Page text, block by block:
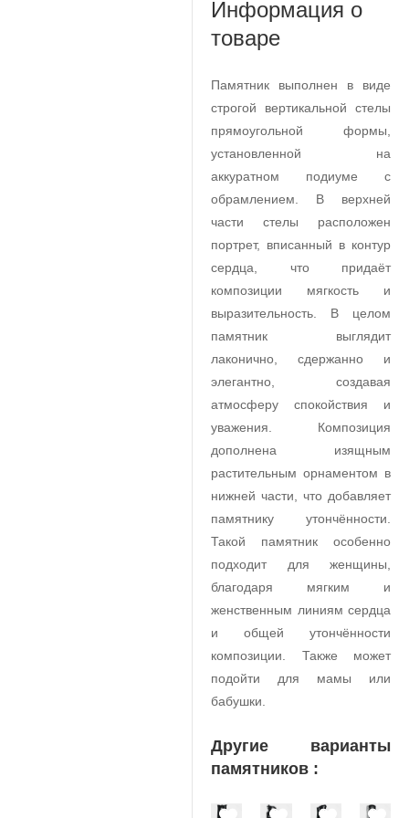
Информация о
товаре
Памятник выполнен в виде
строгой вертикальной стелы
прямоугольной формы,
установленной на
аккуратном подиуме с
обрамлением. В верхней
части стелы расположен
портрет, вписанный в контур
сердца, что придаёт
композиции мягкость и
выразительность. В целом
памятник выглядит
лаконично, сдержанно и
элегантно, создавая
атмосферу спокойствия и
уважения. Композиция
дополнена изящным
растительным орнаментом в
нижней части, что добавляет
памятнику утончённости.
Такой памятник особенно
подходит для женщины,
благодаря мягким и
женственным линиям сердца
и общей утончённости
композиции. Также может
подойти для мамы или
бабушки.
Другие варианты
памятников :